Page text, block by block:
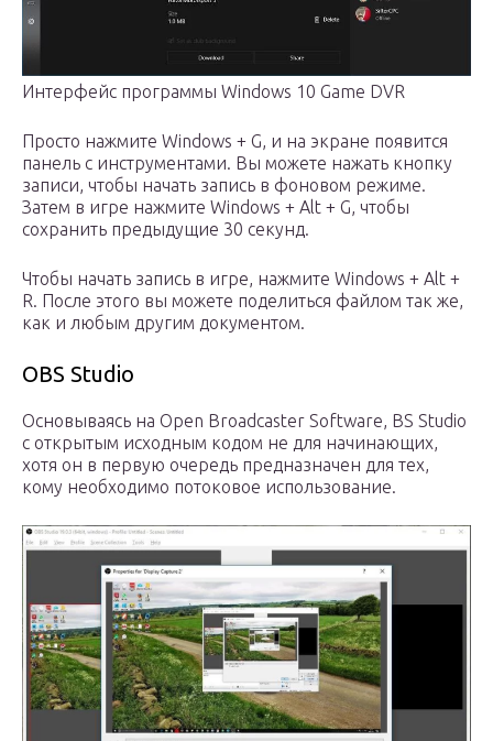
Интерфейс программы Windows 10 Game DVR
Просто нажмите Windows + G, и на экране появится
панель с инструментами. Вы можете нажать кнопку
записи, чтобы начать запись в фоновом режиме.
Затем в игре нажмите Windows + Alt + G, чтобы
сохранить предыдущие 30 секунд.
Чтобы начать запись в игре, нажмите Windows + Alt +
R. После этого вы можете поделиться файлом так же,
как и любым другим документом.
OBS Studio
Основываясь на Open Broadcaster Software, BS Studio
с открытым исходным кодом не для начинающих,
хотя он в первую очередь предназначен для тех,
кому необходимо потоковое использование.